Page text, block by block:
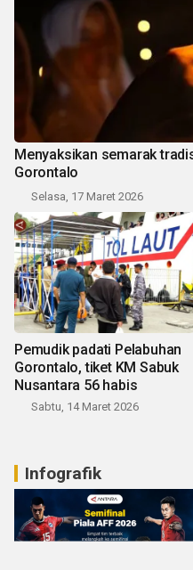
Menyaksikan semarak
Gorontalo
Selasa, 17 Maret 2026
Pemudik padati Pelabuhan
Gorontalo, tiket KM Sabuk
Nusantara 56 habis
Sabtu, 14 Maret 2026
Infografik